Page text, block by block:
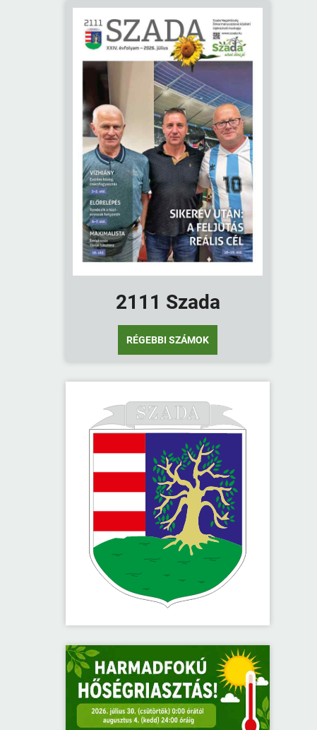
2111 Szada
RÉGEBBI SZÁMOK